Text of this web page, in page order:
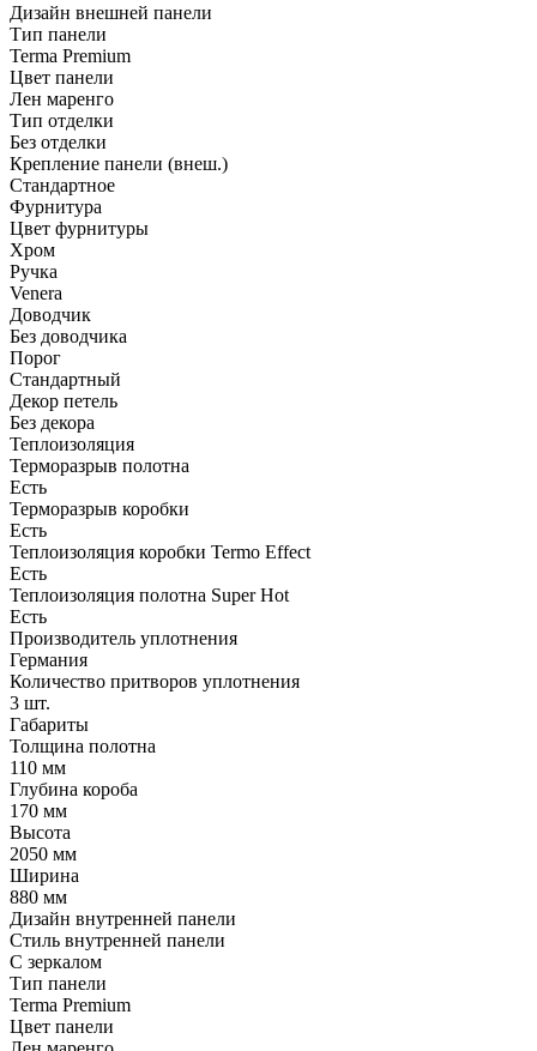
Дизайн внешней панели
Тип панели
Terma Premium
Цвет панели
Лен маренго
Тип отделки
Без отделки
Крепление панели (внеш.)
Стандартное
Фурнитура
Цвет фурнитуры
Хром
Ручка
Venera
Доводчик
Без доводчика
Порог
Стандартный
Декор петель
Без декора
Теплоизоляция
Терморазрыв полотна
Есть
Терморазрыв коробки
Есть
Теплоизоляция коробки Termo Effect
Есть
Теплоизоляция полотна Super Нot
Есть
Производитель уплотнения
Германия
Количество притворов уплотнения
3 шт.
Габариты
Толщина полотна
110 мм
Глубина короба
170 мм
Высота
2050 мм
Ширина
880 мм
Дизайн внутренней панели
Стиль внутренней панели
С зеркалом
Тип панели
Terma Premium
Цвет панели